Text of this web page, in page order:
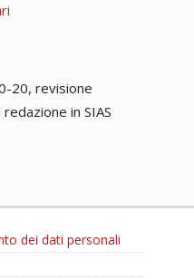
20, revisione
in SIAS
dei dati personali